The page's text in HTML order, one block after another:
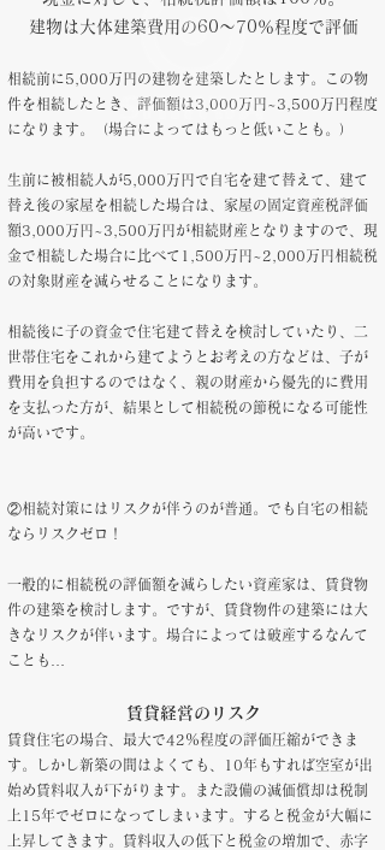
建物は大体建築費用の60～70％程度で評価
相続前に5,000万円の建物を建築したとします。この物
件を相続したとき、評価額は3,000万円~3,500万円程度
になります。（場合によってはもっと低いことも。）
生前に被相続人が5,000万円で自宅を建て替えて、建て
替え後の家屋を相続した場合は、家屋の固定資産税評価
額3,000万円~3,500万円が相続財産となりますので、現
金で相続した場合に比べて1,500万円~2,000万円相続税
の対象財産を減らせることになります。
相続後に子の資金で住宅建て替えを検討していたり、二
世帯住宅をこれから建てようとお考えの方などは、子が
費用を負担するのではなく、親の財産から優先的に費用
を支払った方が、結果として相続税の節税になる可能性
が高いです。
​②相続対策にはリスクが伴うのが普通。でも自宅の相続
ならリスクゼロ！
一般的に相続税の評価額を減らしたい資産家は、賃貸物
件の建築を検討します。 ですが、賃貸物件の建築には大
きなリスクが伴います。場合によっては破産するなんて
ことも…
賃貸経営の リスク
賃貸住宅の場合、最大で42％程度の評価圧縮ができま
す。しかし新築の間はよくても、10年もすれば空室が出
始め賃料収入が下がります。また設備の減価償却は税制
上15年でゼロになってしまいます。すると税金が大幅に
上昇してきます。賃料収入の低下と税金の増加で、赤字